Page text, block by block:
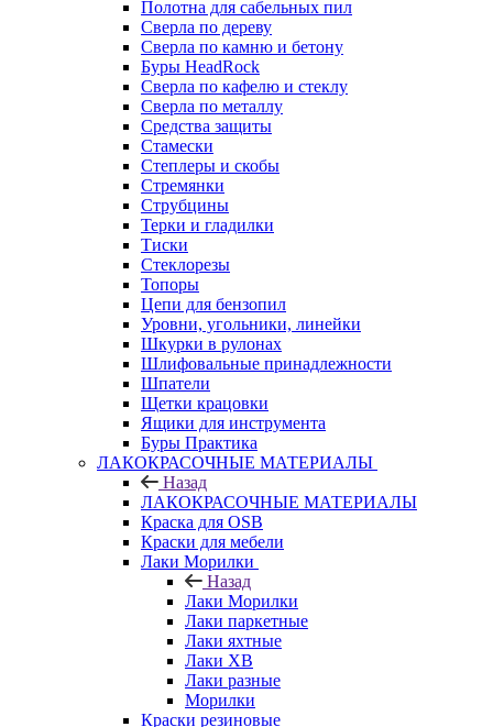
Полотна для сабельных пил
Сверла по дереву
Сверла по камню и бетону
Буры HeadRock
Сверла по кафелю и стеклу
Сверла по металлу
Средства защиты
Стамески
Степлеры и скобы
Стремянки
Струбцины
Терки и гладилки
Тиски
Стеклорезы
Топоры
Цепи для бензопил
Уровни, угольники, линейки
Шкурки в рулонах
Шлифовальные принадлежности
Шпатели
Щетки крацовки
Ящики для инструмента
Буры Практика
ЛАКОКРАСОЧНЫЕ МАТЕРИАЛЫ
Назад
ЛАКОКРАСОЧНЫЕ МАТЕРИАЛЫ
Краска для OSB
Краски для мебели
Лаки Морилки
Назад
Лаки Морилки
Лаки паркетные
Лаки яхтные
Лаки ХВ
Лаки разные
Морилки
Краски резиновые